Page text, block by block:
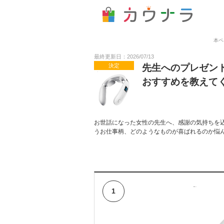
本
最終更新日：2026/07/13
決定
先生へのプレゼン
おすすめを教えて
お世話になった女性の先生へ、感謝の気持ち
うお仕事柄、どのようなものが喜ばれるのか
1